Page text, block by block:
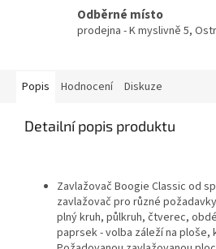
Odběrné místo
prodejna - K myslivně 5,
Popis Hodnocení Diskuze
Detailní popis produktu
Zavlažovač Boogie Classic od
zavlažovač pro různé
plný kruh, půlkruh, čtverec,
paprsek - volba záleží na